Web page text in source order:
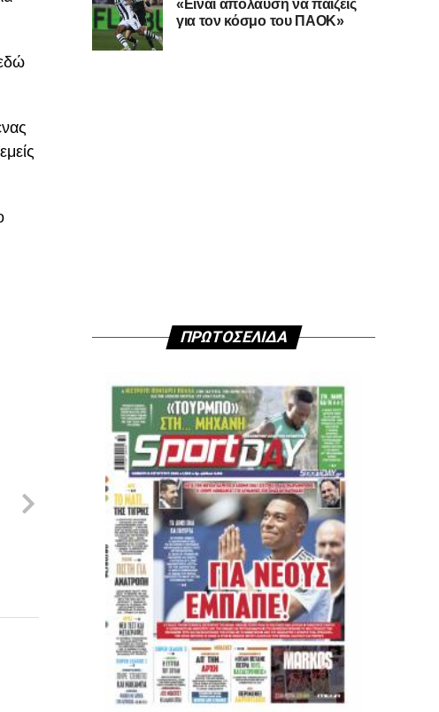
«Είναι απόλαυση να παίζεις
για τον κόσμο του ΠΑΟΚ»
ΠΡΩΤΟΣΕΛΙΔΑ